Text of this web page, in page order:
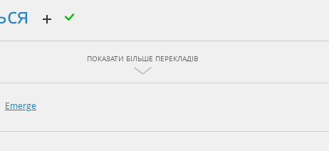
ПОКАЗАТИ БІЛЬШЕ ПЕРЕКЛАДІВ
Emerge